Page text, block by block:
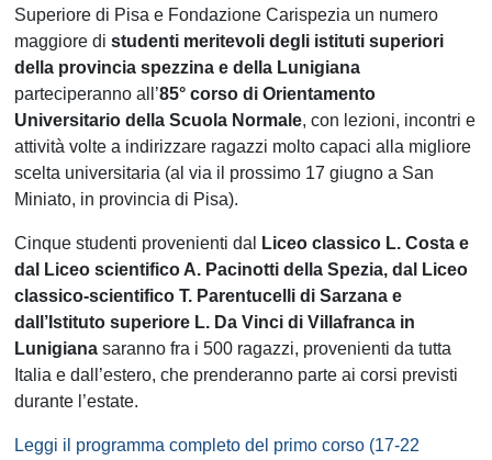
Superiore di Pisa e Fondazione Carispezia un numero
maggiore di studenti meritevoli degli istituti superiori
della provincia spezzina e della Lunigiana
parteciperanno all’85° corso di Orientamento
Universitario della Scuola Normale, con lezioni, incontri e
attività volte a indirizzare ragazzi molto capaci alla migliore
scelta universitaria (al via il prossimo 17 giugno a San
Miniato, in provincia di Pisa).
Cinque studenti provenienti dal
Liceo classico L. Costa e
dal Liceo scientifico A. Pacinotti della Spezia, dal Liceo
classico-scientifico T. Parentucelli di Sarzana e
dall’Istituto superiore L. Da Vinci di Villafranca in
Lunigiana saranno fra i 500 ragazzi, provenienti da tutta
Italia e dall’estero, che prenderanno parte ai corsi previsti
durante l’estate.
Leggi il programma completo del primo corso (17-22